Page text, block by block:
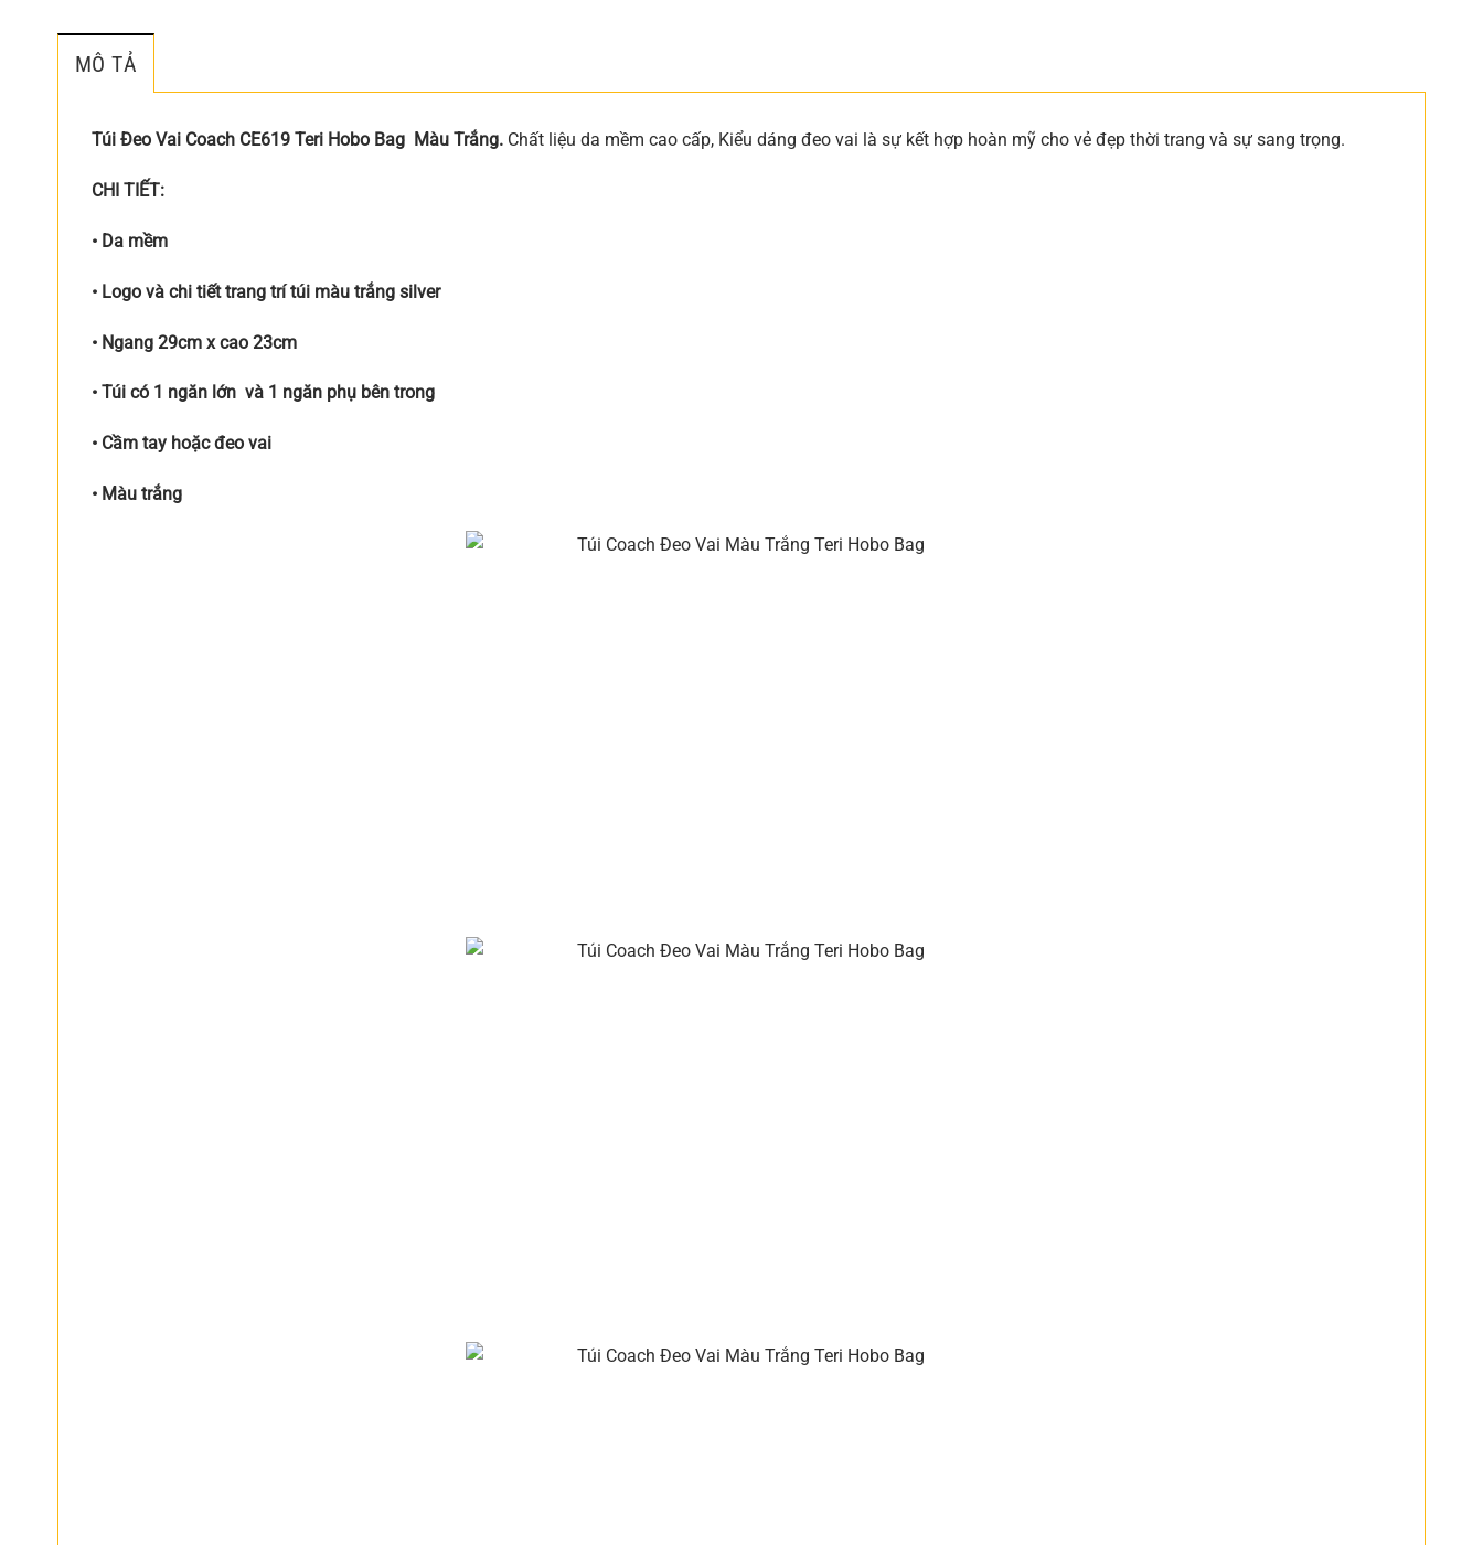
MÔ TẢ
Túi Đeo Vai Coach CE619 Teri Hobo Bag Màu Trắng. Chất liệu da mềm cao cấp, Kiểu dáng đeo vai là sự kết hợp hoàn mỹ cho vẻ đẹp thời trang và sự sang trọng.
CHI TIẾT:
• Da mềm
• Logo và chi tiết trang trí túi màu trắng silver
• Ngang 29cm x cao 23cm
• Túi có 1 ngăn lớn và 1 ngăn phụ bên trong
• Cầm tay hoặc đeo vai
• Màu trắng